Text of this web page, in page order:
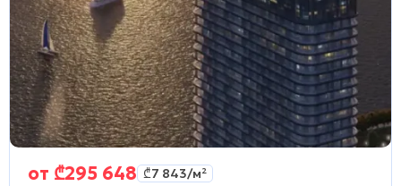
от ₾295 648 ₾7 843/м²